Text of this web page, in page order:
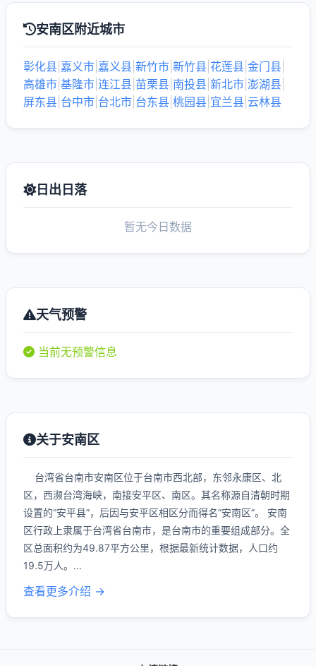
安南区附近城市
彰化县 嘉义市 嘉义县 新竹市 新竹县 花莲县 金门县
高雄市 基隆市 连江县 苗栗县 南投县 新北市 澎湖县
屏东县 台中市 台北市 台东县 桃园县 宜兰县 云林县
日出日落
暂无今日数据
天气预警
当前无预警信息
关于安南区
台湾省台南市安南区位于台南市西北部，东邻永康区、北
区，西濒台湾海峡，南接安平区、南区。其名称源自清朝时期
设置的“安平县”，后因与安平区相区分而得名“安南区”。 安南
区行政上隶属于台湾省台南市，是台南市的重要组成部分。全
区总面积约为49.87平方公里，根据最新统计数据，人口约
19.5万人。...
查看更多介绍 →